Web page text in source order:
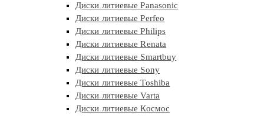
Диски литиевые Panasonic
Диски литиевые Perfeo
Диски литиевые Philips
Диски литиевые Renata
Диски литиевые Smartbuy
Диски литиевые Sony
Диски литиевые Toshiba
Диски литиевые Varta
Диски литиевые Космос